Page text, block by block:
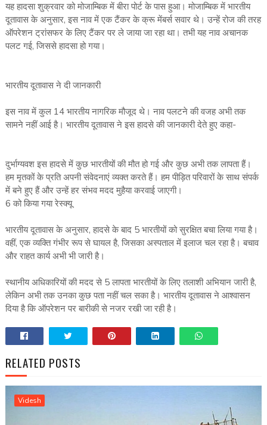
यह हादसा शुक्रवार को मोजाम्बिक में बीरा पोर्ट के पास हुआ। मोजाम्बिक में भारतीय
दूतावास के अनुसार, इस नाव में एक टैंकर के क्रू मेंबर्स सवार थे। उन्हें रोज की तरह
ऑपरेशन ट्रांसफर के लिए टैंकर पर ले जाया जा रहा था। तभी यह नाव अचानक
पलट गई, जिससे हादसा हो गया।
भारतीय दूतावास ने दी जानकारी
इस नाव में कुल 14 भारतीय नागरिक मौजूद थे। नाव पलटने की वजह अभी तक
सामने नहीं आई है। भारतीय दूतावास ने इस हादसे की जानकारी देते हुए कहा-
दुर्भाग्यवश इस हादसे में कुछ भारतीयों की मौत हो गई और कुछ अभी तक लापता हैं।
हम मृतकों के प्रति अपनी संवेदनाएं व्यक्त करते हैं। हम पीड़ित परिवारों के साथ संपर्क
में बने हुए हैं और उन्हें हर संभव मदद मुहैया करवाई जाएगी।
6 को किया गया रेस्क्यू
भारतीय दूतावास के अनुसार, हादसे के बाद 5 भारतीयों को सुरक्षित बचा लिया गया है।
वहीं, एक व्यक्ति गंभीर रूप से घायल है, जिसका अस्पताल में इलाज चल रहा है। बचाव
और राहत कार्य अभी भी जारी है।
स्थानीय अधिकारियों की मदद से 5 लापता भारतीयों के लिए तलाशी अभियान जारी है,
लेकिन अभी तक उनका कुछ पता नहीं चल सका है। भारतीय दूतावास ने आश्वासन
दिया है कि ऑपरेशन पर बारीकी से नजर रखी जा रही है।
RELATED POSTS
Videsh